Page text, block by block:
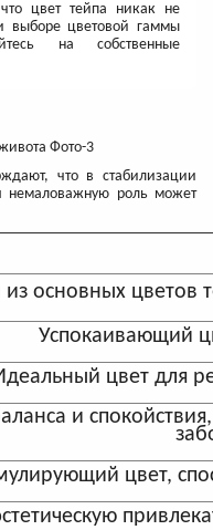
цвет тейпа никак не
выборе цветовой гаммы
на собственные
что в стабилизации
немаловажную роль может
основных цветов
Успокаивающий
цвет для
и
цвет,